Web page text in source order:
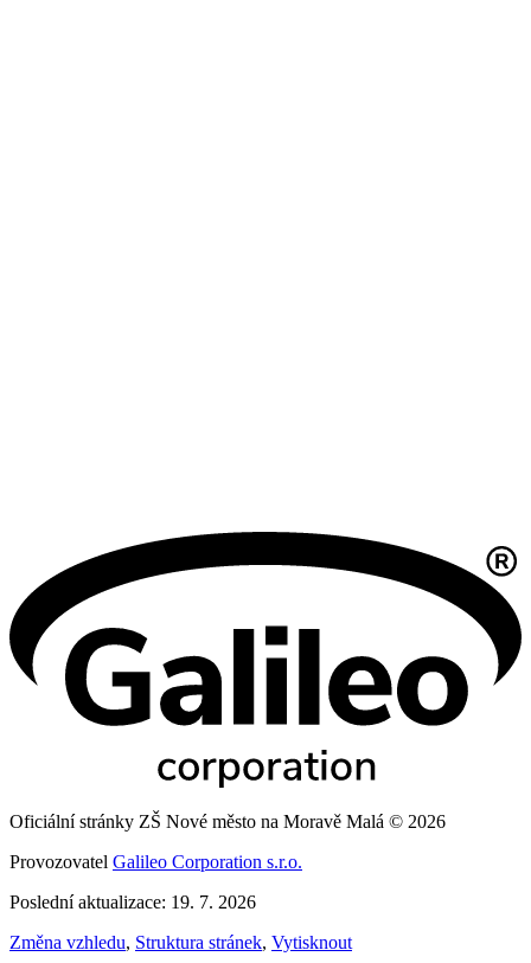
Oficiální stránky ZŠ Nové město na Moravě Malá © 2026
Provozovatel Galileo Corporation s.r.o.
Poslední aktualizace: 19. 7. 2026
Změna vzhledu, Struktura stránek, Vytisknout